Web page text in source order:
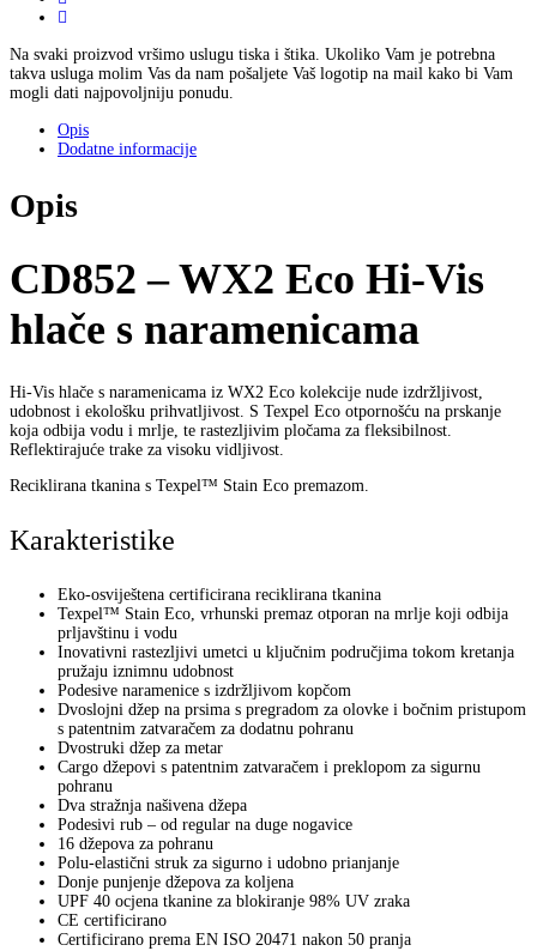
Na svaki proizvod vršimo uslugu tiska i štika. Ukoliko Vam je potrebna
takva usluga molim Vas da nam pošaljete Vaš logotip na mail kako bi Vam
mogli dati najpovoljniju ponudu.
Opis
Dodatne informacije
Opis
CD852 – WX2 Eco Hi-Vis
hlače s naramenicama
Hi-Vis hlače s naramenicama iz WX2 Eco kolekcije nude izdržljivost,
udobnost i ekološku prihvatljivost. S Texpel Eco otpornošću na prskanje
koja odbija vodu i mrlje, te rastezljivim pločama za fleksibilnost.
Reflektirajuće trake za visoku vidljivost.
Reciklirana tkanina s Texpel™ Stain Eco premazom.
Karakteristike
Eko-osviještena certificirana reciklirana tkanina
Texpel™ Stain Eco, vrhunski premaz otporan na mrlje koji odbija
prljavštinu i vodu
Inovativni rastezljivi umetci u ključnim područjima tokom kretanja
pružaju iznimnu udobnost
Podesive naramenice s izdržljivom kopčom
Dvoslojni džep na prsima s pregradom za olovke i bočnim pristupom
s patentnim zatvaračem za dodatnu pohranu
Dvostruki džep za metar
Cargo džepovi s patentnim zatvaračem i preklopom za sigurnu
pohranu
Dva stražnja našivena džepa
Podesivi rub – od regular na duge nogavice
16 džepova za pohranu
Polu-elastični struk za sigurno i udobno prianjanje
Donje punjenje džepova za koljena
UPF 40 ocjena tkanine za blokiranje 98% UV zraka
CE certificirano
Certificirano prema EN ISO 20471 nakon 50 pranja